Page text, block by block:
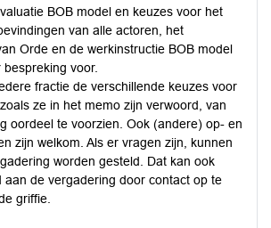
BOB model en keuzes voor het
van alle actoren, het
Orde en de werkinstructie BOB model
voor.
fractie de verschillende keuzes voor
ze in het memo zijn verwoord, van
oordeel te voorzien. Ook (andere) op- en
zijn welkom. Als er vragen zijn, kunnen
worden gesteld. Dat kan ook
aan de vergadering door contact op te
griffie.